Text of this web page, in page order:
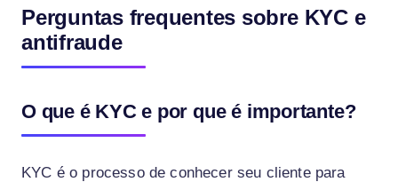
Perguntas frequentes sobre KYC e
antifraude
O que é KYC e por que é importante?
KYC é o processo de conhecer seu cliente para